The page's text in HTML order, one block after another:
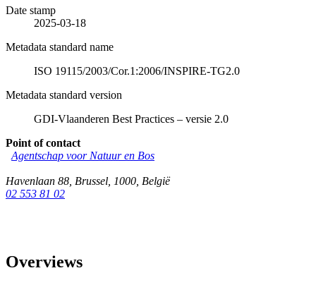
Date stamp
2025-03-18
Metadata standard name
ISO 19115/2003/Cor.1:2006/INSPIRE-TG2.0
Metadata standard version
GDI-Vlaanderen Best Practices – versie 2.0
Point of contact
Agentschap voor Natuur en Bos
Havenlaan 88 Brussel 1000 België
02 553 81 02
Overviews